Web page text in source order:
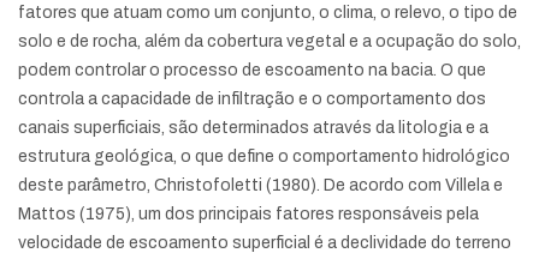
fatores que atuam como um conjunto, o clima, o relevo, o tipo de
solo e de rocha, além da cobertura vegetal e a ocupação do solo,
podem controlar o processo de escoamento na bacia. O que
controla a capacidade de infiltração e o comportamento dos
canais superficiais, são determinados através da litologia e a
estrutura geológica, o que define o comportamento hidrológico
deste parâmetro, Christofoletti (1980). De acordo com Villela e
Mattos (1975), um dos principais fatores responsáveis pela
velocidade de escoamento superficial é a declividade do terreno